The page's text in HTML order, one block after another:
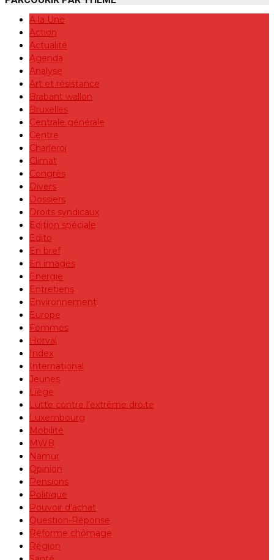
A la Une
Action
Actualité
Agenda
Analyse
Art et résistance
Brabant wallon
Bruxelles
Centrale générale
Centre
Charleroi
Climat
Congrès
Divers
Dossiers
Droits syndicaux
Edition spéciale
Edito
En bref
En images
Energie
Entretiens
Environnement
Europe
Femmes
Horval
Index
International
Jeunes
Liège
Lutte contre l'extrême droite
Luxembourg
Mobilité
MWB
Namur
Opinion
Pensions
Politique
Pouvoir d'achat
Question-Réponse
Réforme chômage
Région